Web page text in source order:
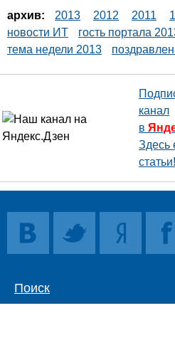
архив: 2013 2012 2011
новости ИТ
гость портала
тема недели 2013
канал
в
Здесь
статьи!
Поиск